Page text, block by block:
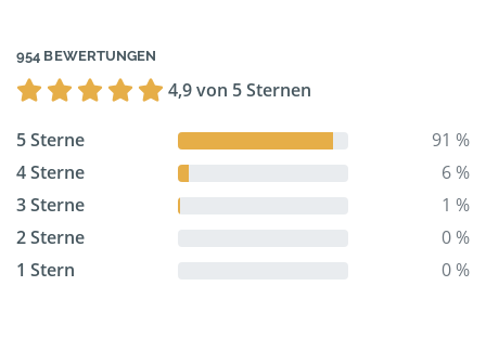
954 BEWERTUNGEN
4,9 von 5 Sternen
5 Sterne
91 %
4 Sterne
6 %
3 Sterne
1 %
2 Sterne
0 %
1 Stern
0 %